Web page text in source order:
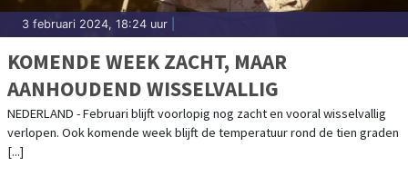
3 februari 2024, 18:24 uur
KOMENDE WEEK ZACHT, MAAR
AANHOUDEND WISSELVALLIG
NEDERLAND - Februari blijft voorlopig nog zacht en vooral wisselvallig
verlopen. Ook komende week blijft de temperatuur rond de tien graden
[...]